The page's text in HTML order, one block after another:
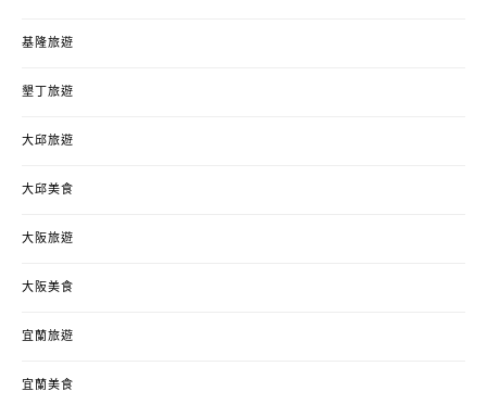
基隆旅遊
墾丁旅遊
大邱旅遊
大邱美食
大阪旅遊
大阪美食
宜蘭旅遊
宜蘭美食